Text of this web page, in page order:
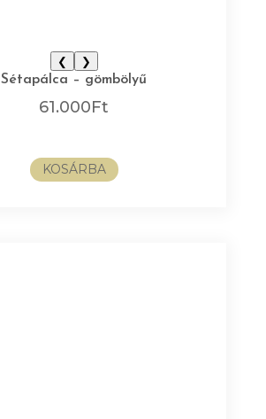
❮
❯
Sétapálca – gömbölyű
61.000Ft
KOSÁRBA